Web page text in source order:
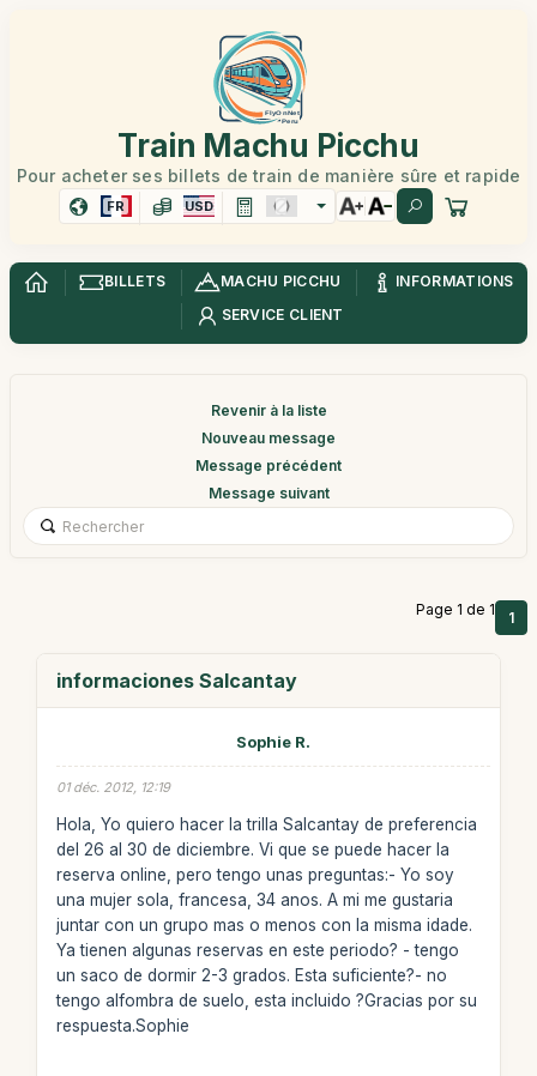
Train Machu Picchu
Pour acheter ses billets de train de manière sûre et rapide
FR USD
BILLETS MACHU PICCHU
INFORMATIONS
SERVICE CLIENT
Revenir à la liste
Nouveau message
Message précédent
Message suivant
Page 1 de 1 1
informaciones Salcantay
Sophie R.
01 déc. 2012, 12:19
Hola, Yo quiero hacer la trilla Salcantay de preferencia
del 26 al 30 de diciembre. Vi que se puede hacer la
reserva online, pero tengo unas preguntas:- Yo soy
una mujer sola, francesa, 34 anos. A mi me gustaria
juntar con un grupo mas o menos con la misma idade.
Ya tienen algunas reservas en este periodo? - tengo
un saco de dormir 2-3 grados. Esta suficiente?- no
tengo alfombra de suelo, esta incluido ?Gracias por su
respuesta.Sophie